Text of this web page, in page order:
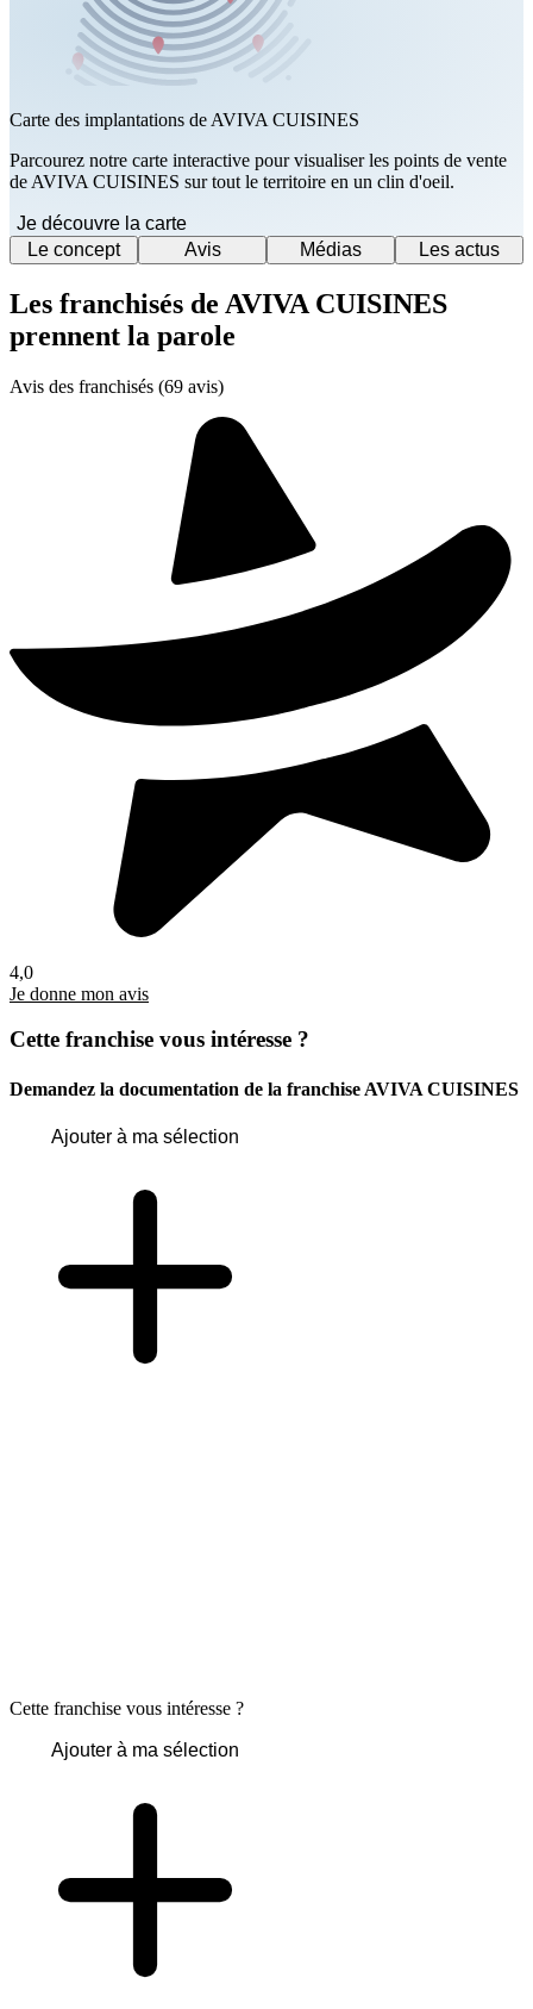
Carte des implantations de AVIVA CUISINES
Parcourez notre carte interactive pour visualiser les points de vente
de AVIVA CUISINES sur tout le territoire en un clin d'oeil.
Je découvre la carte
Le concept
Avis Médias Les actus
Les franchisés de AVIVA CUISINES
prennent la parole
Avis des franchisés (69 avis)
4,0
Je donne mon avis
Cette franchise vous intéresse ?
Demandez la documentation de la franchise AVIVA CUISINES
Ajouter à ma sélection
Cette franchise vous intéresse ?
Ajouter à ma sélection